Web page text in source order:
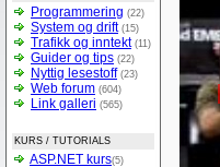
Programmering (22)
System og drift (15)
Trafikk og inntekt (11)
Guider og tips (22)
Nyttig lesestoff (23)
Web forum (604)
Link galleri (565)
KURS / TUTORIALS
ASP.NET kurs(5)